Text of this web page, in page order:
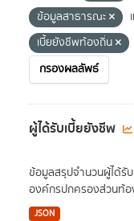
ข้อมูลสาธารณะ
เบี้ยยังชีพท้องถิ่น
กรองผลลัพธ์
ผู้ได้รับเบี้ยยังชีพ
ข้อมูลสรุปจำนวนผู้ได้รั
องค์กรปกครองส่วนท้อ
JSON